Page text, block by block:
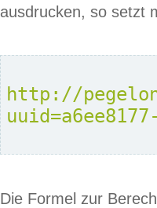
ausdrucken, so setzt
http://
Die Formel zur